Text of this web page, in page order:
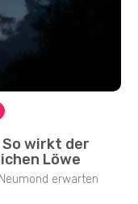
wirkt der
Löwe
erwarten